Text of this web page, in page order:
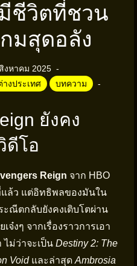
ชีวิตที่ชวน
มสุดอลัง
งหาคม 2025
างประเทศ
บทความ
ยังคง
ดีโอ
Reign จาก HBO
แล้ว แต่อิทธิพลของมันใน
ะณีตกลับยังคงเติบโตผ่าน
จ๋งๆ จากเรื่องราวการเอา
ไม่ว่าจะเป็น Destiny 2: The
Voidและล่าสุด Ambrosia